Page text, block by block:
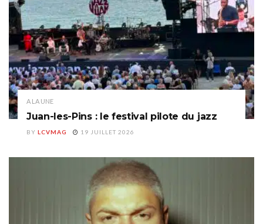
A LA UNE
Juan-les-Pins : le festival pilote du jazz
BY LCVMAG 19 JUILLET 2026